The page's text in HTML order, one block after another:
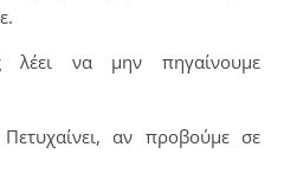
να μην πηγαίνουμε
αν προβούμε σε